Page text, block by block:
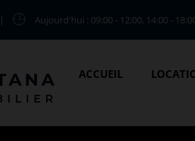
| Aujourd'hui : 09:00 - 12:00, 14:00 -
ACCUEIL